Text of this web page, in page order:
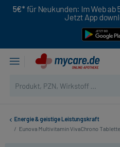
5€* für Neukunden: Im Web ab
Jetzt App
Energie & geistige Leistungskraft
/ Eunova Multivitamin VivaChrono